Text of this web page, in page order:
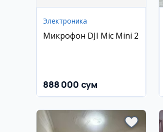
Электроника
Микрофон DJI Mic Mini 2
888 000 сум